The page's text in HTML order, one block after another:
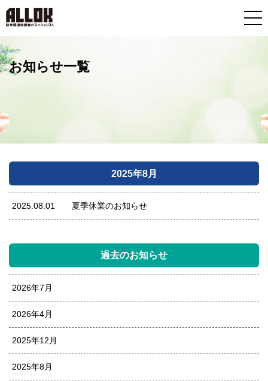
お知らせ一覧
2025年8月
2025.08.01 夏季休業のお知らせ
過去のお知らせ
2026年7月
2026年4月
2025年12月
2025年8月